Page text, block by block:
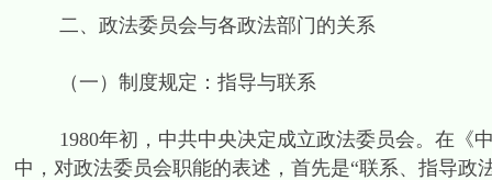
二、政法委员会与各政法部门的关系
（一）制度规定：指导与联系
1980年初，中共中央决定成立政法委员会。在《中
中，对政法委员会职能的表述，首先是“联系、指导政